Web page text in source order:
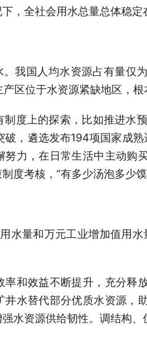
，全社会用水总量总体稳定
我国人均水资源占有量仅
区位于水资源紧缺地区，根
度上的探索，比如推进水
破，遴选发布194项国家成
力，在日常生活中主动购
度考核，“有多少汤泡多少
水量和万元工业增加值用
和效益不断提升，充分释
水替代部分优质水资源，
水资源供给韧性。调结构、